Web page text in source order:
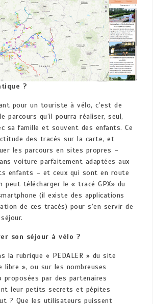
?
pour un touriste à vélo, c’est de
parcours qu’il pourra réaliser, seul,
sa famille et souvent des enfants. Ce
des tracés sur la carte, et
les parcours en sites propres –
voiture parfaitement adaptées aux
enfants – et ceux qui sont en route
peut télécharger le « tracé GPX» du
(il existe des applications
de ces tracés) pour s’en servir de
son séjour à vélo ?
la rubrique « PEDALER » du site
libre », ou sur les nombreuses
proposées par des partenaires
leur petits secrets et pépites
? Que les utilisateurs puissent